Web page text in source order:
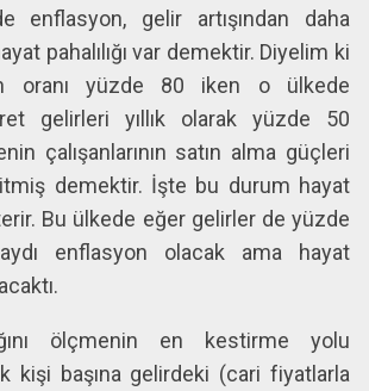
enflasyon, gelir artışından daha
pahalılığı var demektir. Diyelim ki
oranı yüzde 80 iken o ülkede
gelirleri yıllık olarak yüzde 50
çalışanlarının satın alma güçleri
demektir. İşte bu durum hayat
Bu ülkede eğer gelirler de yüzde
enflasyon olacak ama hayat
ölçmenin en kestirme yolu
kişi başına gelirdeki (cari fiyatlarla